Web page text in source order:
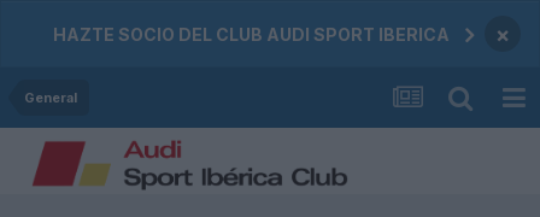
HAZTE SOCIO DEL CLUB AUDI SPORT IBERICA ×
General